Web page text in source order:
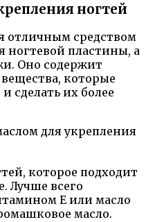
ногтей
отличным средством
ногтевой пластины, а
Оно содержит
которые
сделать их более
для укрепления
которое подходит
Лучше всего
Е или масло
масло.